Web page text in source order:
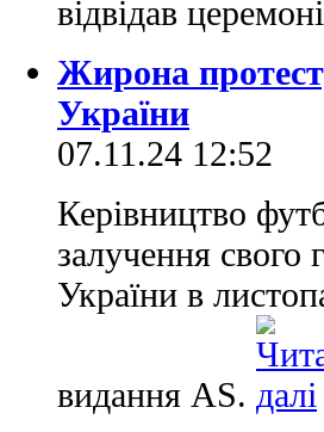
відвідав
Жирона
України
07.11.24 12:52
Керівництво
залучення свого
України в
видання AS.